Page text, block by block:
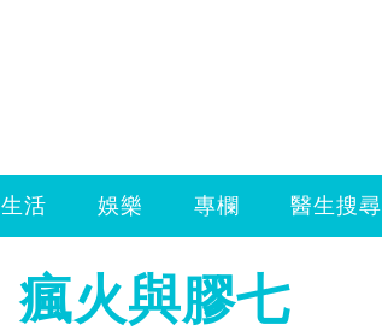
生活 娛樂 專欄 醫生搜尋
瘋火與膠七